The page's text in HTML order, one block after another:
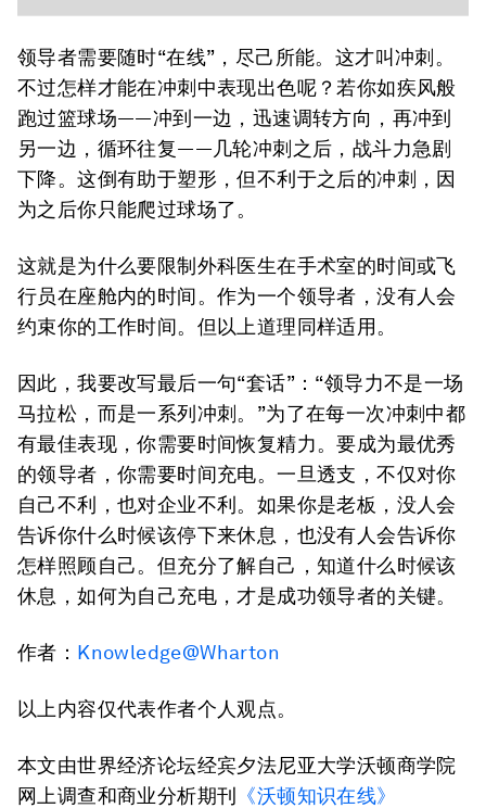
领导者需要随时“在线”，尽己所能。这才叫冲刺。
不过怎样才能在冲刺中表现出色呢？若你如疾风般
跑过篮球场——冲到一边，迅速调转方向，再冲到
另一边，循环往复——几轮冲刺之后，战斗力急剧
下降。这倒有助于塑形，但不利于之后的冲刺，因
为之后你只能爬过球场了。
这就是为什么要限制外科医生在手术室的时间或飞
行员在座舱内的时间。作为一个领导者，没有人会
约束你的工作时间。但以上道理同样适用。
因此，我要改写最后一句“套话”：“领导力不是一场
马拉松，而是一系列冲刺。”为了在每一次冲刺中都
有最佳表现，你需要时间恢复精力。要成为最优秀
的领导者，你需要时间充电。一旦透支，不仅对你
自己不利，也对企业不利。如果你是老板，没人会
告诉你什么时候该停下来休息，也没有人会告诉你
怎样照顾自己。但充分了解自己，知道什么时候该
休息，如何为自己充电，才是成功领导者的关键。
作者： Knowledge@Wharton
以上内容仅代表作者个人观点。
本文由世界经济论坛经宾夕法尼亚大学沃顿商学院
网上调查和商业分析期刊
《沃顿知识在线》